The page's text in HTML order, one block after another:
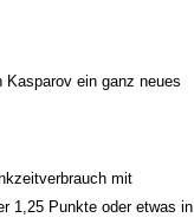
ein ganz neues
mit
1,25 Punkte oder etwas in